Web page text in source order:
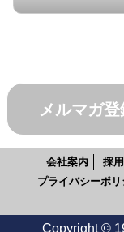
メルマガ登
会社案内 採
プライバシーポ
Copyright ©